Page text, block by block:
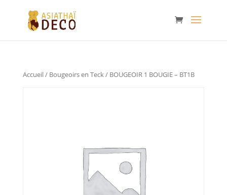
Accueil/ Bougeoirs en Teck/ BOUGEOIR 1 BOUGIE – BT1B